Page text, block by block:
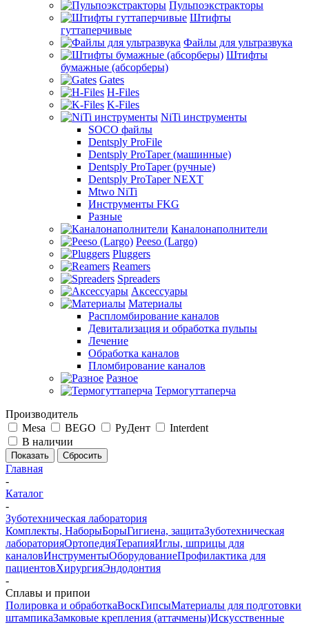
Пульпоэкстракторы
Штифты
гуттаперчивые
Файлы для ультразвука
Штифты
бумажные (абсорберы)
Gates
H-Files
K-Files
NiTi инструменты
SOCO файлы
Dentsply ProFile
Dentsply ProTaper (машинные)
Dentsply ProTaper (ручные)
Dentsply ProTaper NEXT
Mtwo NiTi
Инструменты FKG
Разные
Каналонаполнители
Peeso (Largo)
Pluggers
Reamers
Spreaders
Аксессуары
Материалы
Распломбирование каналов
Девитализация и обработка пульпы
Лечение
Обработка каналов
Пломбирование каналов
Разное
Термогуттаперча
Производитель
Mesa
BEGO РуДент
Interdent
В наличии
Сбросить
Главная
-
Каталог
-
Зуботехническая лаборатория
Комплекты, НаборыБорыГигиена, защитаЗуботехническая
лабораторияОртопедияТерапияИглы, шприцы для
каналовИнструментыОборудованиеПрофилактика для
пациентовХирургияЭндодонтия
-
Сплавы и припои
Полировка и обработкаВоскГипсыМатериалы для подготовки
штампикаЗамковые крепления (аттачмены)Искусственные